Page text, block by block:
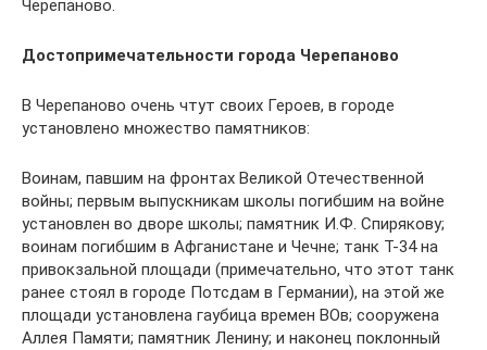
Черепаново.
Достопримечательности города Черепаново
В Черепаново очень чтут своих Героев, в городе
установлено множество памятников:
Воинам, павшим на фронтах Великой Отечественной
войны; первым выпускникам школы погибшим на войне
установлен во дворе школы; памятник И.Ф. Спирякову;
воинам погибшим в Афганистане и Чечне; танк Т-34 на
привокзальной площади (примечательно, что этот танк
ранее стоял в городе Потсдам в Германии), на этой же
площади установлена гаубица времен ВОв; сооружена
Аллея Памяти; памятник Ленину; и наконец поклонный